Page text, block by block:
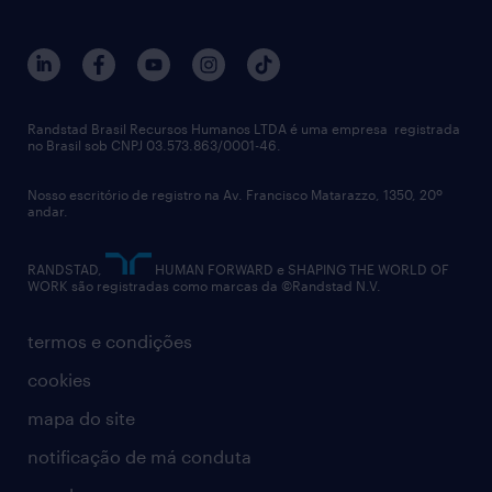
digital
notícias de rh
trabalhe conosco
imprensa
políticas corporativas
relatório anual
termos e condições
cookies
mapa do site
notificação de má conduta
Randstad Brasil Recursos Humanos LTDA é uma empresa registrada
no Brasil sob CNPJ 03.573.863/0001-46.
Nosso escritório de registro na Av. Francisco Matarazzo, 1350, 20º
andar.
RANDSTAD,
HUMAN FORWARD e SHAPING THE WORLD OF
WORK são registradas como marcas da ©Randstad N.V.